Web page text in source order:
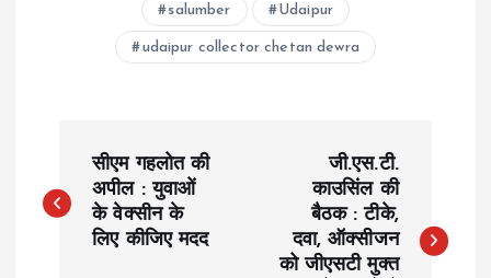
salumber Udaipur
udaipur collector chetan dewra
o
सीएम गहलोत की
अपील : युवाओं
के वेक्सीन के
लिए कीजिए मदद
जी.एस.टी.
काउसिंल की
बैठक : टीके,
दवा, ऑक्सीजन
को जीएसटी मुक्त